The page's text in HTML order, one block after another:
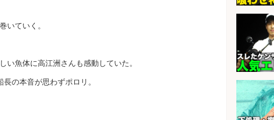
いていく。
い魚体に高江洲さんも感動していた。
の本音が思わずポロリ。